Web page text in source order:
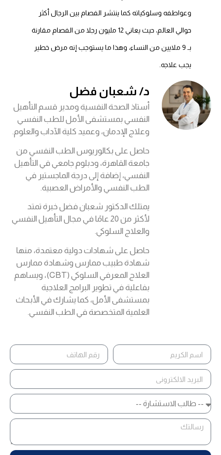
وعواطفه وسلوكياته كما ينتشر الفصام بين الرجال أكثر
حوالي العالم، حيث يعاني 12 مليون رجلا من الفصام مقارنة
بـ 9 ملايين من النساء، وهذا ما يستوجب إنه مرض خطير
يجب علاجه.
د/ شعبان فضل
أستاذ الصحة النفسية ومدير قسم التأهيل
النفسي بمستشفى الأمل للطب النفسي
وعلاج الإدمان، وعميد كلية الآداب والعلوم.
حاصل على بكالوريوس الطب النفسي من
جامعة القاهرة، ودبلوم جامعي في التأهيل
النفسي، إضافة إلى درجة الماجستير في
الطب النفسي والأمراض العصبية.
يمتلك الدكتور شعبان فضل خبرة تمتد
لأكثر من 20 عامًا في مجال التأهيل النفسي
والعلاج السلوكي.
حاصل على شهادات دولية معتمدة، منها
شهادة طبيب ممارس وشهادة ممارس
العلاج المعرفي السلوكي (CBT)، ويساهم
بفاعلية في تطوير البرامج العلاجية
بمستشفى الأمل، كما يشارك في الأبحاث
العلمية المتخصصة في الطب النفسي.